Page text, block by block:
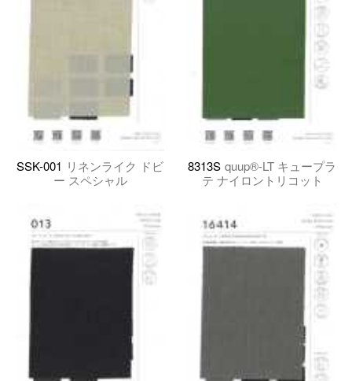
SSK-001 リネンライク ドビ
ー スペシャル
8313S quup®️-LT キュープラ
テ ナイロントリコット